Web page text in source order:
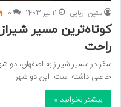
متین آریایی 11 تیر 1403 0
کوتاه‌ترین مسیر
راحت
سفر در مسیر شیراز به اصفهان، دو
خاصی داشته است. این دو شهر…
بیشتر بخوانید »